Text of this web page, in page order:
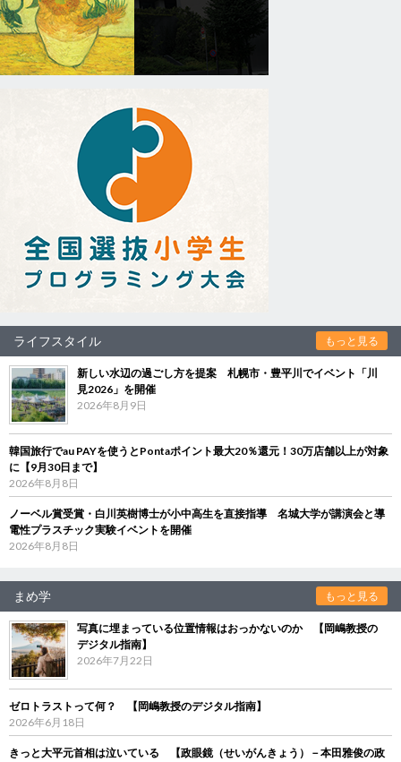
ライフスタイル もっと見る
新しい水辺の過ごし方を提案 札幌市・豊平川でイベント「川
見2026」を開催
2026年8月9日
韓国旅行でau PAYを使うとPontaポイント最大20％還元！30万店舗以上が対象
に【9月30日まで】
2026年8月8日
ノーベル賞受賞・白川英樹博士が小中高生を直接指導 名城大学が講演会と導
電性プラスチック実験イベントを開催
2026年8月8日
まめ学 もっと見る
写真に埋まっている位置情報はおっかないのか 【岡嶋教授の
デジタル指南】
2026年7月22日
ゼロトラストって何？ 【岡嶋教授のデジタル指南】
2026年6月18日
きっと大平元首相は泣いている 【政眼鏡（せいがんきょう）－本田雅俊の政